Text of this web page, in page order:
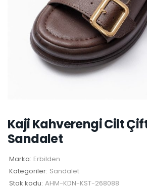
Kaji Kahverengi Cilt
Sandalet
Marka: Erbilden
Kategoriler: Sandalet
Stok kodu: AHM-KDN-KST-268088